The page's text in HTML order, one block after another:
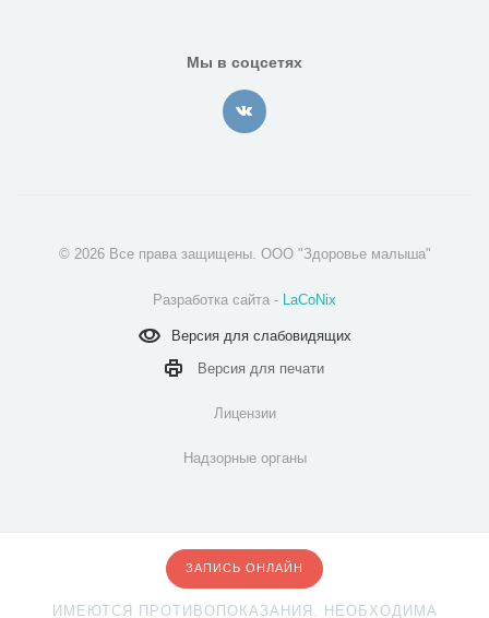
Мы в соцсетях
© 2026 Все права защищены. ООО "Здоровье малыша"
Разработка сайта - LaCoNix
Версия дляслабовидящих
Версия для печати
Лицензии
Надзорные органы
ЗАПИСЬ ОНЛАЙН
ИМЕЮТСЯ ПРОТИВОПОКАЗАНИЯ. НЕОБХОДИМА